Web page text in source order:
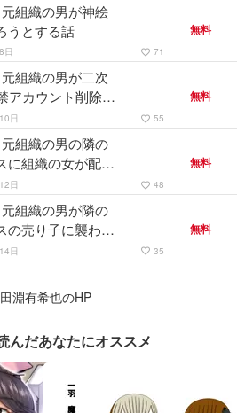
組織の男が神絵
うとする話
日 favorite_border 71
無料
組織の男が二次
アカウント削除を
話
日 favorite_border 55
無料
組織の男の隣の
に組織の女が配置
った話。
日 favorite_border 48
無料
組織の男が隣の
の売り子に襲われ
日 favorite_border 35
無料
田淵有希也のHP
んだあなたにオススメ